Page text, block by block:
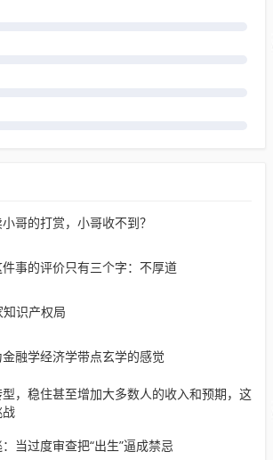
哥的打赏，小哥收不到？
事的评价只有三个字：不厚道
知识产权局
融学经济学带点玄学的感觉
，稳住甚至增加大多数人的收入和预期，这
当过度审查把“出生”逼成禁忌